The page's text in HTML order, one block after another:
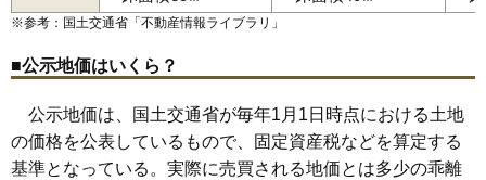
※参考：国土交通省「 不動産情報ライブラリ 」
■公示地価はいくら？
公示地価は、国土交通省が毎年1月1日時点における土地
の価格を公表しているもので、固定資産税などを算定する
基準となっている。実際に売買される地価とは多少の乖離